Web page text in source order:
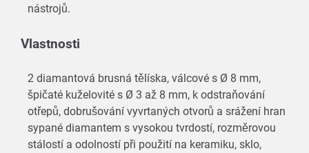
nástrojů.
Vlastnosti
2 diamantová brusná tělíska, válcové s Ø 8 mm,
špičaté kuželovité s Ø 3 až 8 mm, k odstraňování
otřepů, dobrušování vyvrtaných otvorů a srážení hran
sypané diamantem s vysokou tvrdostí, rozměrovou
stálostí a odolností při použití na keramiku, sklo,